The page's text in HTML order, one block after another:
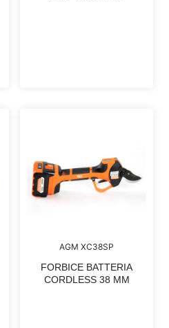
AGM XC38SP
FORBICE BATTERIA
CORDLESS 38 MM